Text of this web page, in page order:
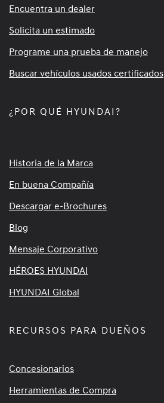
Encuentra un dealer
Solicita un estimado
Programe una prueba de manejo
Buscar vehículos usados certificados
¿POR QUÉ HYUNDAI?
Historia de la Marca
En buena Compañía
Descargar e-Brochures
Blog
Mensaje Corporativo
HÉROES HYUNDAI
HYUNDAI Global
RECURSOS PARA DUEÑOS
Concesionarios
Herramientas de Compra